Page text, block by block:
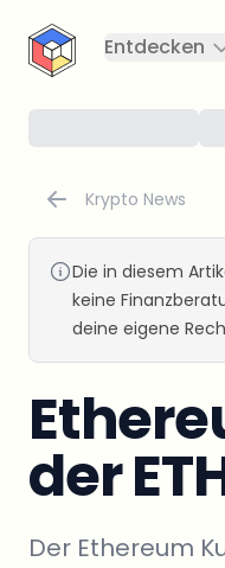
CryptoTicker
Entdecken
Krypto News
Die in diesem
keine
deine eigene
der
Der Ethereum